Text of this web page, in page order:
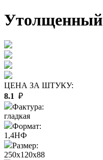
Утолщенный
ЦЕНА ЗА ШТУКУ:
8.1 ₽
Фактура:
гладкая
Формат:
1,4НФ
Размер:
250x120x88